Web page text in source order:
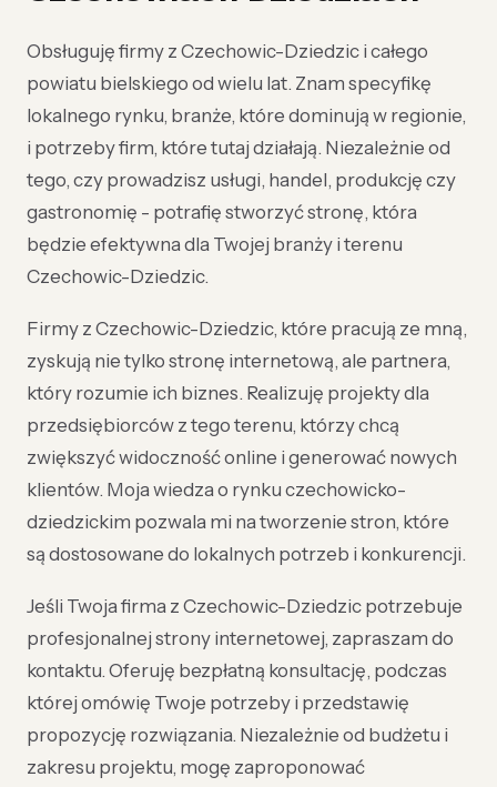
Obsługuję firmy z Czechowic-Dziedzic i całego
powiatu bielskiego od wielu lat. Znam specyfikę
lokalnego rynku, branże, które dominują w regionie,
i potrzeby firm, które tutaj działają. Niezależnie od
tego, czy prowadzisz usługi, handel, produkcję czy
gastronomię - potrafię stworzyć stronę, która
będzie efektywna dla Twojej branży i terenu
Czechowic-Dziedzic.
Firmy z Czechowic-Dziedzic, które pracują ze mną,
zyskują nie tylko stronę internetową, ale partnera,
który rozumie ich biznes. Realizuję projekty dla
przedsiębiorców z tego terenu, którzy chcą
zwiększyć widoczność online i generować nowych
klientów. Moja wiedza o rynku czechowicko-
dziedzickim pozwala mi na tworzenie stron, które
są dostosowane do lokalnych potrzeb i konkurencji.
Jeśli Twoja firma z Czechowic-Dziedzic potrzebuje
profesjonalnej strony internetowej, zapraszam do
kontaktu. Oferuję bezpłatną konsultację, podczas
której omówię Twoje potrzeby i przedstawię
propozycję rozwiązania. Niezależnie od budżetu i
zakresu projektu, mogę zaproponować